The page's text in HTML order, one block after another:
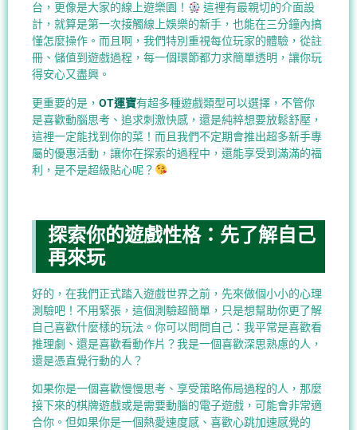
台，更像是大家的線上遊樂園！
這裡有最親切的介面設
計，就算是第一次接觸線上娛樂的新手，也能在三分鐘內搞
懂怎麼操作。而且啊，我們特別重視每位玩家的體驗，從註
冊、儲值到遊戲過程，每一個環節都力求簡單透明，讓你玩
得安心又盡興。
更重要的是， OT運寶有超多種遊戲類型可以選擇，不管你
是喜歡動腦思考、追求刺激快感，還是純粹想要放鬆舒壓，
這裡一定能找到你的菜！而且我們不定期會推出超多新手專
屬的優惠活動，讓你在探索的過程中，還能享受到滿滿的福
利，是不是超級貼心呢？
探索你的遊戲性格：先了解自己
再來玩
好的，在我們正式踏入遊戲世界之前，先來做個小小的心理
測驗吧！不用緊張，這個測驗超簡單，只是想幫助你更了解
自己喜歡什麼樣的玩法。你可以問問自己：我平常是喜歡看
推理劇、還是喜歡看動作片？我是一個喜歡深思熟慮的人，
還是憑直覺行動的人？
如果你是一個喜歡慢慢思考、享受策略佈局過程的人，那麼
接下來的棋牌遊戲或是需要動腦的電子遊戲，可能會非常適
合你。但如果你是一個熱愛速度感、喜歡心跳加速感覺的